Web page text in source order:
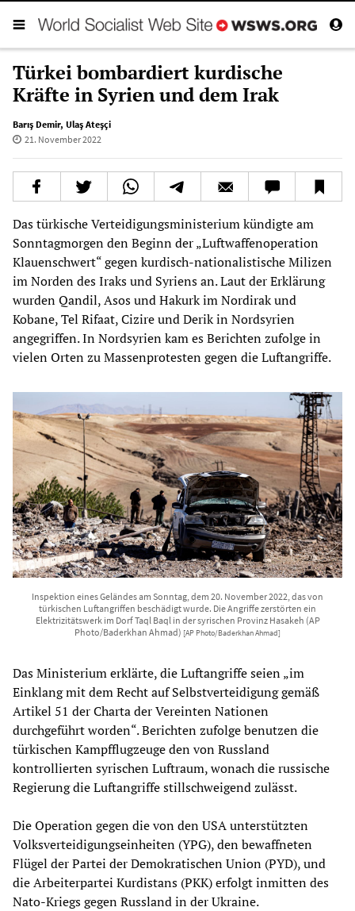
Türkei bombardiert kurdische
Kräfte in Syrien und dem Irak
Barış Demir, Ulaş Ateşçi
21. November 2022
Das türkische Verteidigungsministerium kündigte am
Sonntagmorgen den Beginn der „Luftwaffenoperation
Klauenschwert“ gegen kurdisch-nationalistische Milizen
im Norden des Iraks und Syriens an. Laut der Erklärung
wurden Qandil, Asos und Hakurk im Nordirak und
Kobane, Tel Rifaat, Cizire und Derik in Nordsyrien
angegriffen. In Nordsyrien kam es Berichten zufolge in
vielen Orten zu Massenprotesten gegen die Luftangriffe.
Inspektion eines Geländes am Sonntag, dem 20. November 2022, das von
türkischen Luftangriffen beschädigt wurde. Die Angriffe zerstörten ein
Elektrizitätswerk im Dorf Taql Baql in der syrischen Provinz Hasakeh (AP
Photo/Baderkhan Ahmad) [AP Photo/Baderkhan Ahmad]
Das Ministerium erklärte, die Luftangriffe seien „im
Einklang mit dem Recht auf Selbstverteidigung gemäß
Artikel 51 der Charta der Vereinten Nationen
durchgeführt worden“. Berichten zufolge benutzen die
türkischen Kampfflugzeuge den von Russland
kontrollierten syrischen Luftraum, wonach die russische
Regierung die Luftangriffe stillschweigend zulässt.
Die Operation gegen die von den USA unterstützten
Volksverteidigungseinheiten (YPG), den bewaffneten
Flügel der Partei der Demokratischen Union (PYD), und
die Arbeiterpartei Kurdistans (PKK) erfolgt inmitten des
Nato-Kriegs gegen Russland in der Ukraine.